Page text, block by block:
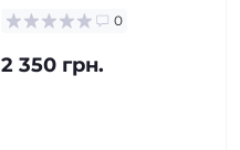
0
2 350 грн.